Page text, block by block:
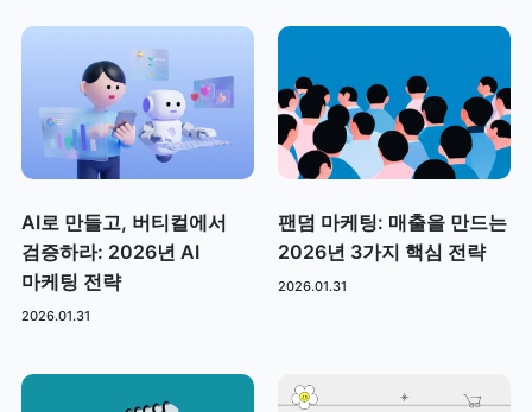
AI로 만들고, 버티컬에서
검증하라: 2026년 AI
마케팅 전략
2026.01.31
팬덤 마케팅: 매출을 만드는
2026년 3가지 핵심 전략
2026.01.31